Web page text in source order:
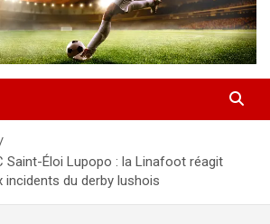
Saint-Éloi Lupopo : la Linafoot réagit
du derby lushois